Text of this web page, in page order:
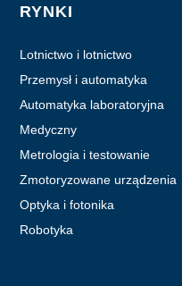
RYNKI
Lotnictwo i lotnictwo
Przemysł i automatyka
Automatyka laboratoryjna
Medyczny
Metrologia i testowanie
Zmotoryzowane urządzenia
ręczne
Optyka i fotonika
Robotyka